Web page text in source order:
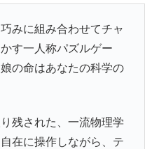
みに組み合わせてチャ
す一人称パズルゲー
の命はあなたの科学の
残された、一流物理学
在に操作しながら、テ